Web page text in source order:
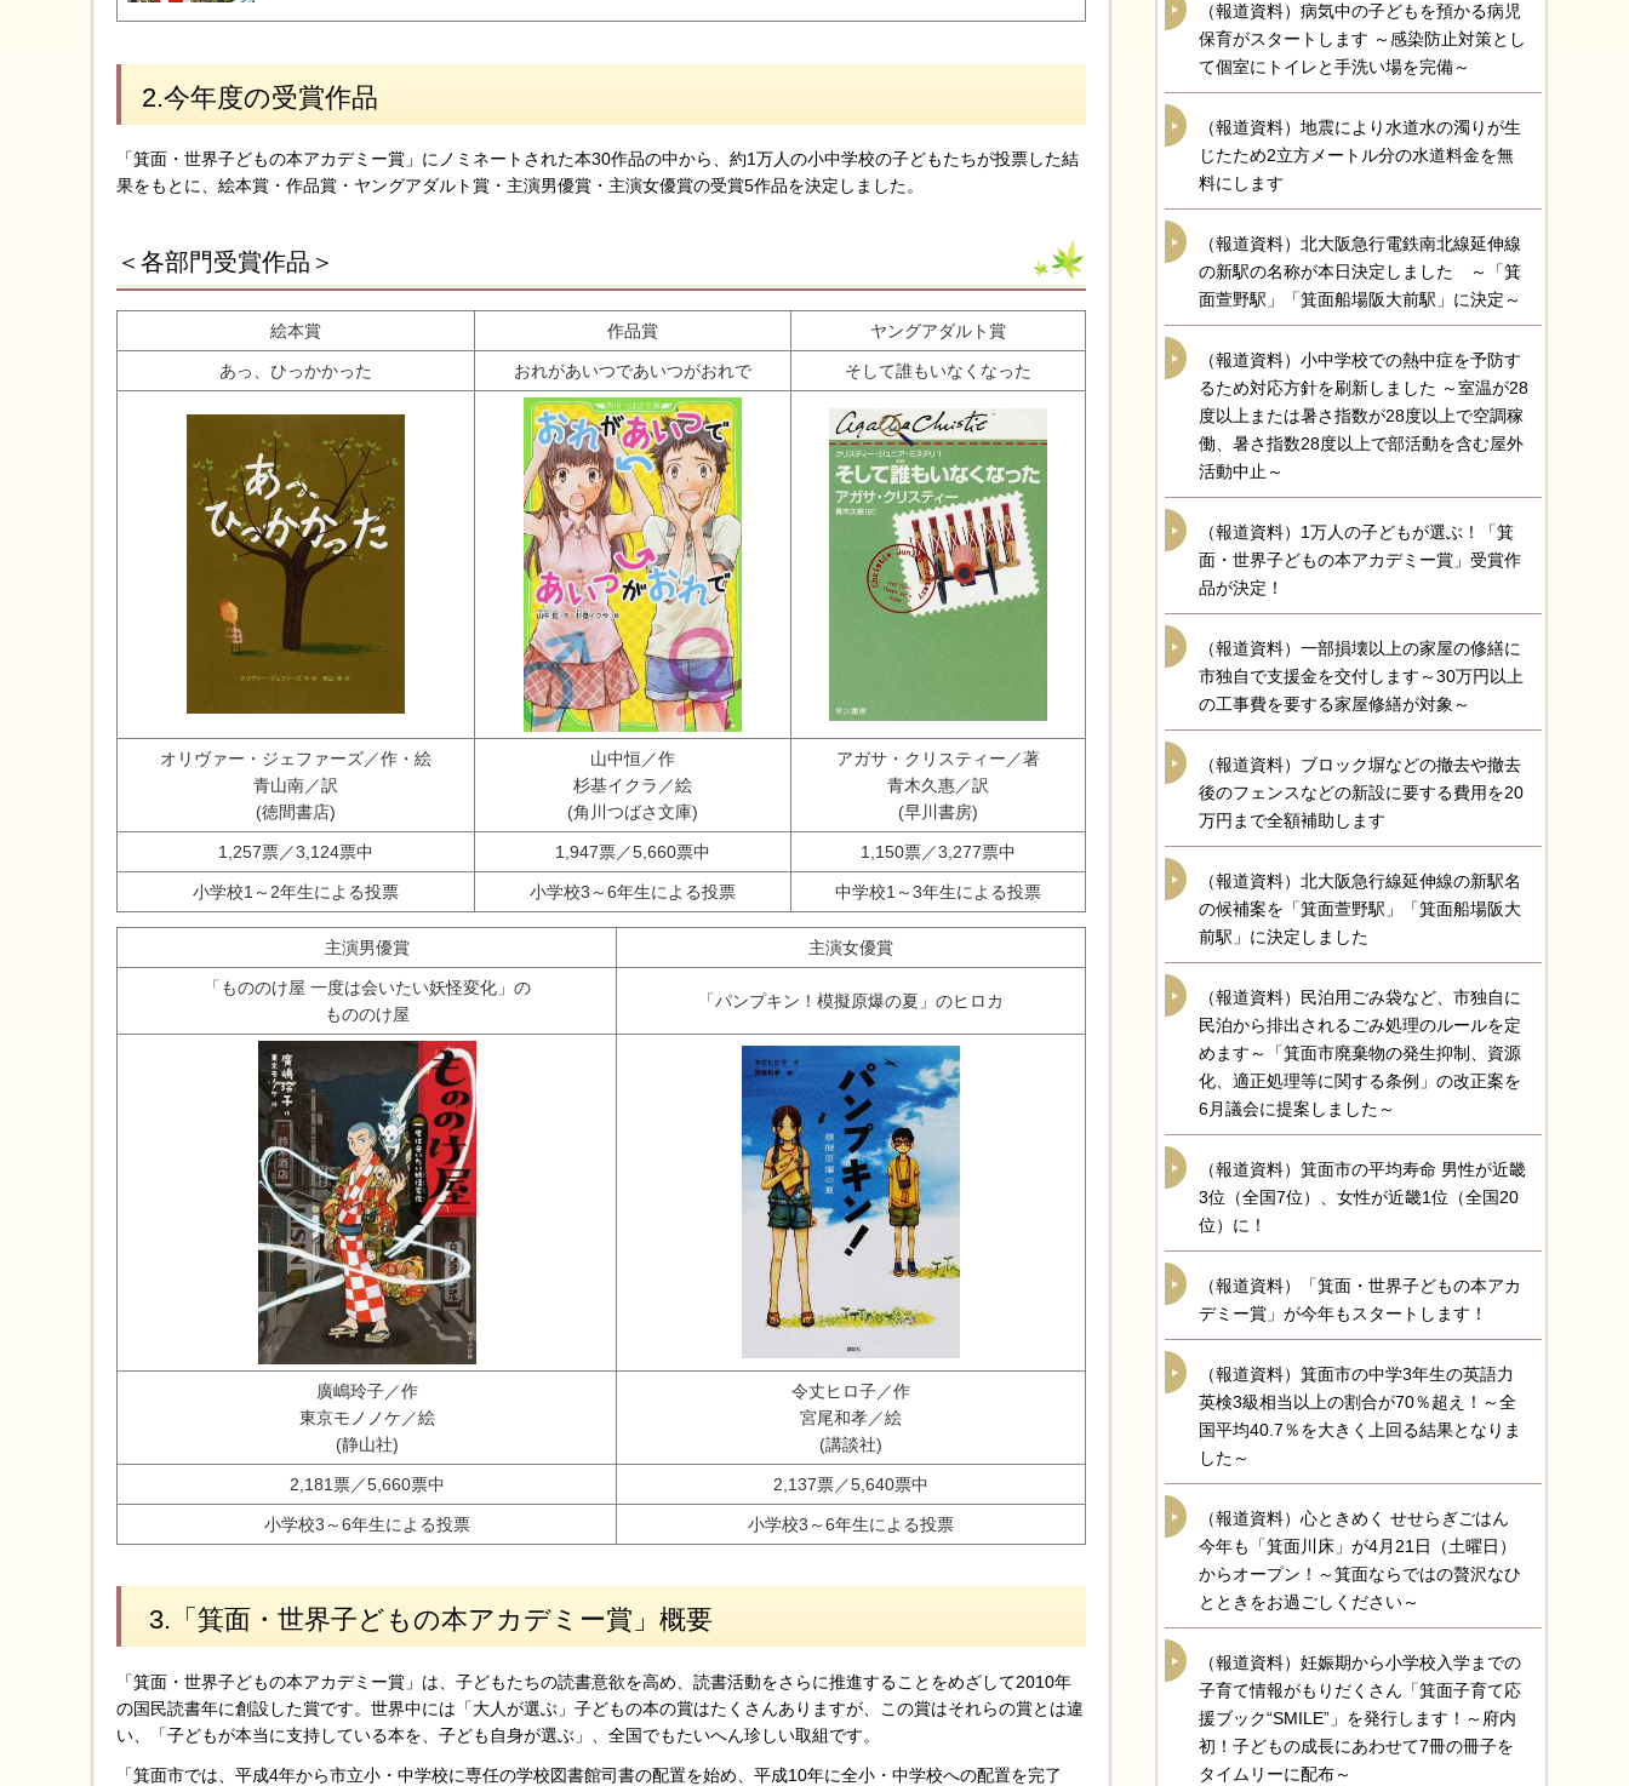
2.今年度の受賞作品
「箕面・世界子どもの本アカデミー賞」にノミネートされた本30作品の中から、約1万人の小中学校の子どもたちが投票した結
果をもとに、絵本賞・作品賞・ヤングアダルト賞・主演男優賞・主演女優賞の受賞5作品を決定しました。
＜各部門受賞作品＞
絵本賞 作品賞 ヤングアダルト賞
あっ、ひっかかった おれがあいつであいつがおれで そして誰もいなくなった
オリヴァー・ジェファーズ／作・絵
青山南／訳
(徳間書店)
山中恒／作
杉基イクラ／絵
(角川つばさ文庫)
アガサ・クリスティー／著
青木久惠／訳
(早川書房)
1,257票／3,124票中 1,947票／5,660票中 1,150票／3,277票中
小学校1～2年生による投票 小学校3～6年生による投票 中学校1～3年生による投票
主演男優賞 主演女優賞
「もののけ屋 一度は会いたい妖怪変化」の
もののけ屋
「パンプキン！模擬原爆の夏」のヒロカ
廣嶋玲子／作
東京モノノケ／絵
(静山社)
令丈ヒロ子／作
宮尾和孝／絵
(講談社)
2,181票／5,660票中 2,137票／5,640票中
小学校3～6年生による投票 小学校3～6年生による投票
3.「箕面・世界子どもの本アカデミー賞」概要
「箕面・世界子どもの本アカデミー賞」は、子どもたちの読書意欲を高め、読書活動をさらに推進することをめざして2010年
の国民読書年に創設した賞です。世界中には「大人が選ぶ」子どもの本の賞はたくさんありますが、この賞はそれらの賞とは違
い、「子どもが本当に支持している本を、子ども自身が選ぶ」、全国でもたいへん珍しい取組です。
「箕面市では、平成4年から市立小・中学校に専任の学校図書館司書の配置を始め、平成10年に全小・中学校への配置を完了
（報道資料）病気中の子どもを預かる病児
保育がスタートします ～感染防止対策とし
て個室にトイレと手洗い場を完備～
（報道資料）地震により水道水の濁りが生
じたため2立方メートル分の水道料金を無
料にします
（報道資料）北大阪急行電鉄南北線延伸線
の新駅の名称が本日決定しました ～「箕
面萱野駅」「箕面船場阪大前駅」に決定～
（報道資料）小中学校での熱中症を予防す
るため対応方針を刷新しました ～室温が28
度以上または暑さ指数が28度以上で空調稼
働、暑さ指数28度以上で部活動を含む屋外
活動中止～
（報道資料）1万人の子どもが選ぶ！「箕
面・世界子どもの本アカデミー賞」受賞作
品が決定！
（報道資料）一部損壊以上の家屋の修繕に
市独自で支援金を交付します～30万円以上
の工事費を要する家屋修繕が対象～
（報道資料）ブロック塀などの撤去や撤去
後のフェンスなどの新設に要する費用を20
万円まで全額補助します
（報道資料）北大阪急行線延伸線の新駅名
の候補案を「箕面萱野駅」「箕面船場阪大
前駅」に決定しました
（報道資料）民泊用ごみ袋など、市独自に
民泊から排出されるごみ処理のルールを定
めます～「箕面市廃棄物の発生抑制、資源
化、適正処理等に関する条例」の改正案を
6月議会に提案しました～
（報道資料）箕面市の平均寿命 男性が近畿
3位（全国7位）、女性が近畿1位（全国20
位）に！
（報道資料）「箕面・世界子どもの本アカ
デミー賞」が今年もスタートします！
（報道資料）箕面市の中学3年生の英語力
英検3級相当以上の割合が70％超え！～全
国平均40.7％を大きく上回る結果となりま
した～
（報道資料）心ときめく せせらぎごはん
今年も「箕面川床」が4月21日（土曜日）
からオープン！～箕面ならではの贅沢なひ
とときをお過ごしください～
（報道資料）妊娠期から小学校入学までの
子育て情報がもりだくさん「箕面子育て応
援ブック“SMILE”」を発行します！～府内
初！子どもの成長にあわせて7冊の冊子を
タイムリーに配布～